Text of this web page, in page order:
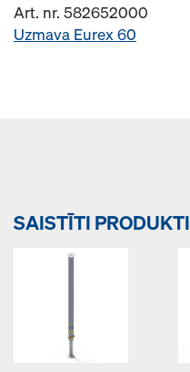
Art. nr. 582652000
Uzmava Eurex 60
SAISTĪTI PRODUKTI